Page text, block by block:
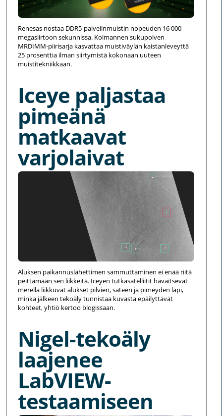
Renesas nostaa DDR5-palvelinmuistin nopeuden 16 000
megasiirtoon sekunnissa. Kolmannen sukupolven
MRDIMM-piirisarja kasvattaa muistiväylän kaistanleveyttä
25 prosenttia ilman siirtymistä kokonaan uuteen
muistitekniikkaan.
Iceye paljastaa
pimeänä
matkaavat
varjolaivat
Aluksen paikannuslähettimen sammuttaminen ei enää riitä
peittämään sen liikkeitä. Iceyen tutkasatelliitit havaitsevat
merellä liikkuvat alukset pilvien, sateen ja pimeyden läpi,
minkä jälkeen tekoäly tunnistaa kuvasta epäilyttävät
kohteet, yhtiö kertoo blogissaan.
Nigel-tekoäly
laajenee
LabVIEW-
testaamiseen